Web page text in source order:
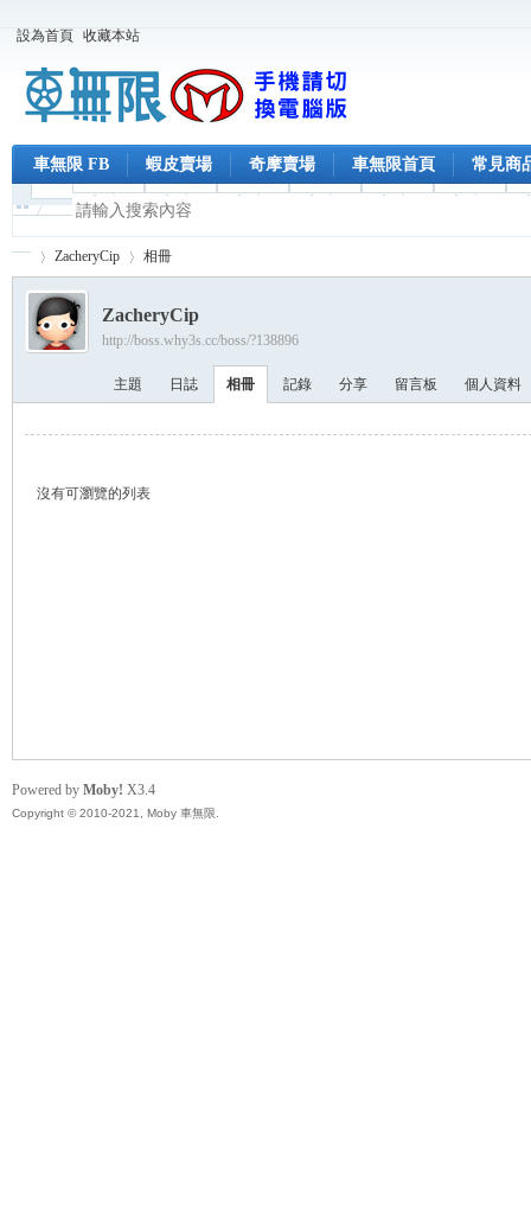
設為首頁 收藏本站
車無限 FB 蝦皮賣場 奇摩賣場 車無限首頁 常見商
›
ZacheryCip 相冊
ZacheryCip
http://boss.why3s.cc/boss/?138896
主題 日誌 相冊 記錄 分享 留言板 個人資料
沒有可瀏覽的列表
Powered by Moby! X3.4
Copyright © 2010-2021, Moby 車無限.